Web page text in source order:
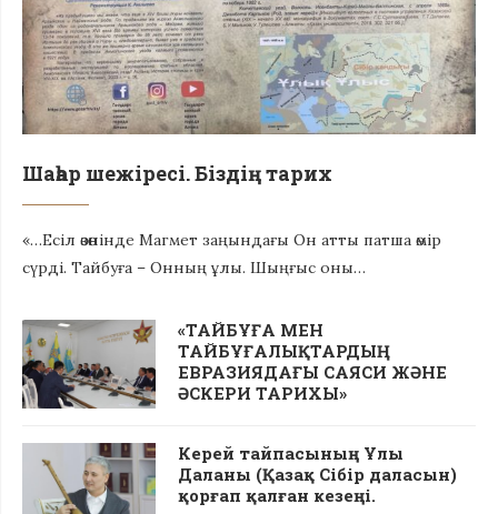
Шаһар шежіресі. Біздің тарих
«…Есіл өзөнінде Магмет заңындағы Он атты патша өмір
сүрді. Тайбуға – Онның ұлы. Шыңғыс оны…
«ТАЙБҰҒА МЕН
ТАЙБҰҒАЛЫҚТАРДЫҢ
ЕВРАЗИЯДАҒЫ САЯСИ ЖӘНЕ
ӘСКЕРИ ТАРИХЫ»
Керей тайпасының Ұлы
Даланы (Қазақ Сібір даласын)
қорғап қалған кезеңі.